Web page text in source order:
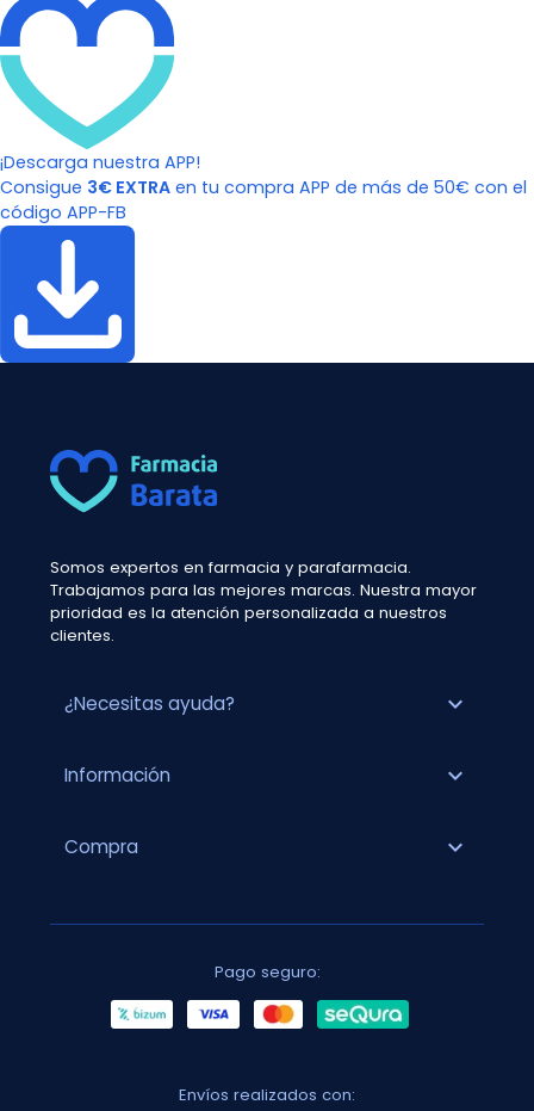
¡Descarga nuestra APP!
Consigue 3€ EXTRA en tu compra APP de más de 50€ con el
código APP-FB
Somos expertos en farmacia y parafarmacia.
Trabajamos para las mejores marcas. Nuestra mayor
prioridad es la atención personalizada a nuestros
clientes.
¿Necesitas ayuda? expand_more
Información expand_more
Compra expand_more
Pago seguro:
Envíos realizados con: